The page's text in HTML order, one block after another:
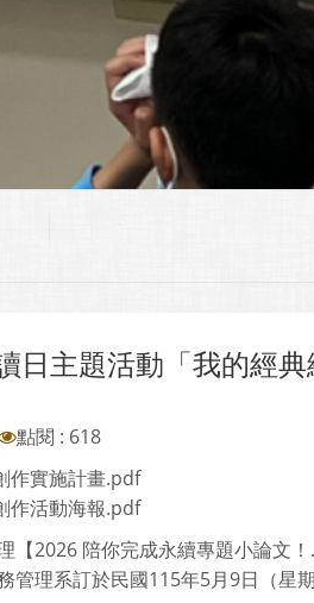
日主題活動「我的經
點閱 : 618
作實施計畫.pdf
作活動海報.pdf
【2026 陪你完成永續專題小論文！
管理系訂於民國115年5月9日（星